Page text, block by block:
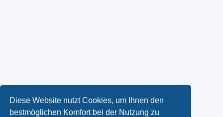
Diese Website nutzt Cookies, um Ihnen den
bestmöglichen Komfort bei der Nutzung zu